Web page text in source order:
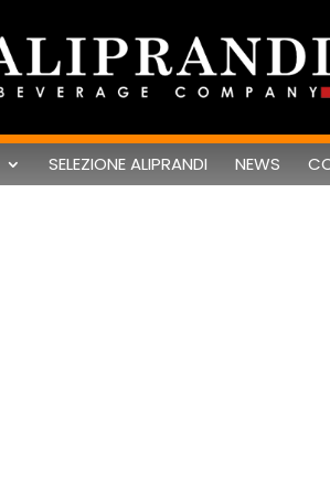
SELEZIONE ALIPRANDI NEWS